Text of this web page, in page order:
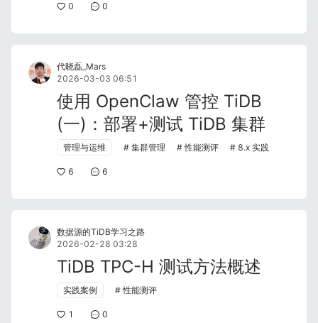
0 0
代晓磊_Mars
2026-03-03 06:51
使用 OpenClaw 管控 TiDB
(一)：部署+测试 TiDB 集群
管理与运维 集群管理 性能测评 8.x 实践
6 6
数据源的TiDB学习之路
2026-02-28 03:28
TiDB TPC-H 测试方法概述
实践案例 性能测评
1 0